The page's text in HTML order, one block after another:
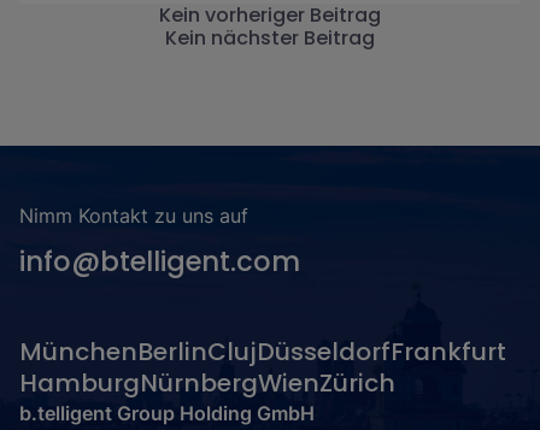
Kein vorheriger Beitrag
Kein nächster Beitrag
Nimm Kontakt zu uns auf
info@btelligent.com
MünchenBerlinClujDüsseldorfFrankfurt
HamburgNürnbergWienZürich
b.telligent Group Holding GmbH